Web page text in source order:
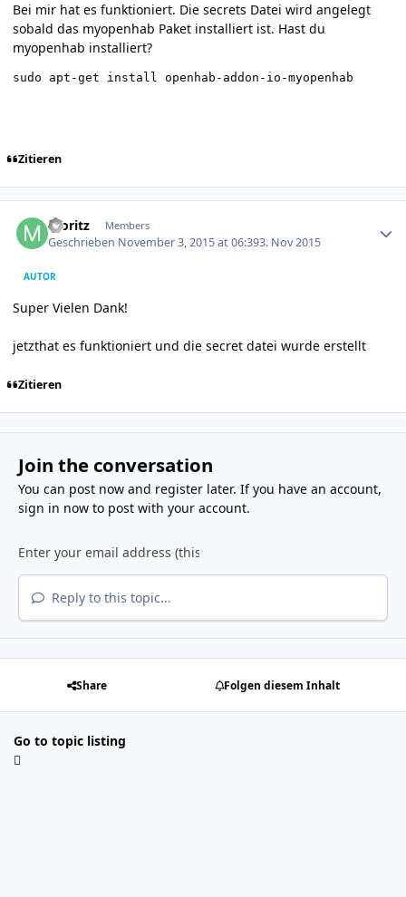
Bei mir hat es funktioniert. Die secrets Datei wird angelegt
sobald das myopenhab Paket installiert ist. Hast du
myopenhab installiert?
sudo apt-get install openhab-addon-io-myopenhab
Zitieren
moritz Members
Geschrieben November 3, 2015 at 06:393. Nov 2015
AUTOR
Super Vielen Dank!
jetzthat es funktioniert und die secret datei wurde erstellt
Zitieren
Join the conversation
You can post now and register later. If you have an account,
sign in nowto post with your account.
Reply to this topic...
Share Folgen diesem Inhalt
Go to topic listing